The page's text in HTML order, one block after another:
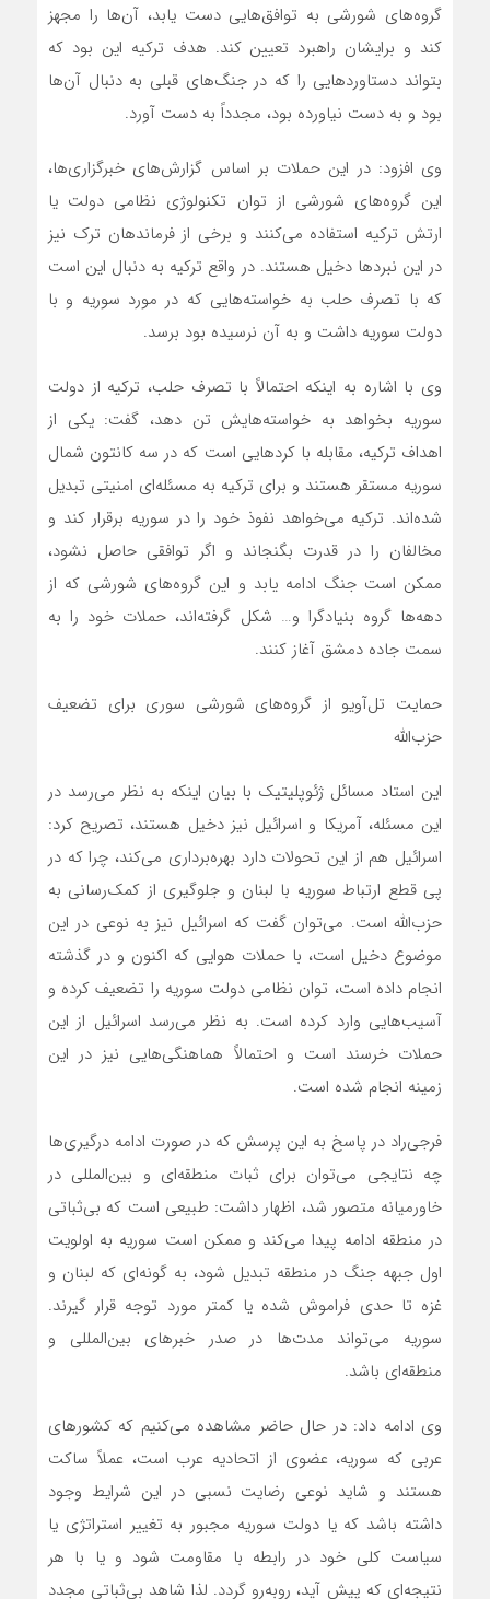
گروه‌های شورشی به توافق‌هایی دست یابد، آن‌ها را مجهز
کند و برایشان راهبرد تعیین کند. هدف ترکیه این بود که
بتواند دستاوردهایی را که در جنگ‌های قبلی به دنبال آن‌ها
بود و به دست نیاورده بود، مجدداً به دست آورد.
وی افزود: در این حملات بر اساس گزارش‌های خبرگزاری‌ها،
این گروه‌های شورشی از توان تکنولوژی نظامی دولت یا
ارتش ترکیه استفاده می‌کنند و برخی از فرماندهان ترک نیز
در این نبردها دخیل هستند. در واقع ترکیه به دنبال این است
که با تصرف حلب به خواسته‌هایی که در مورد سوریه و با
دولت سوریه داشت و به آن نرسیده بود برسد.
وی با اشاره به اینکه احتمالاً با تصرف حلب، ترکیه از دولت
سوریه بخواهد به خواسته‌هایش تن دهد، گفت: یکی از
اهداف ترکیه، مقابله با کردهایی است که در سه کانتون شمال
سوریه مستقر هستند و برای ترکیه به مسئله‌ای امنیتی تبدیل
شده‌اند. ترکیه می‌خواهد نفوذ خود را در سوریه برقرار کند و
مخالفان را در قدرت بگنجاند و اگر توافقی حاصل نشود،
ممکن است جنگ ادامه یابد و این گروه‌های شورشی که از
دهه‌ها گروه بنیادگرا و… شکل گرفته‌اند، حملات خود را به
سمت جاده دمشق آغاز کنند.
حمایت تل‌آویو از گروه‌های شورشی سوری برای تضعیف
حزب‌الله
این استاد مسائل ژئوپلیتیک با بیان اینکه به نظر می‌رسد در
این مسئله، آمریکا و اسرائیل نیز دخیل هستند، تصریح کرد:
اسرائیل هم از این تحولات دارد بهره‌برداری می‌کند، چرا که در
پی قطع ارتباط سوریه با لبنان و جلوگیری از کمک‌رسانی به
حزب‌الله است. می‌توان گفت که اسرائیل نیز به نوعی در این
موضوع دخیل است، با حملات هوایی که اکنون و در گذشته
انجام داده است، توان نظامی دولت سوریه را تضعیف کرده و
آسیب‌هایی وارد کرده است. به نظر می‌رسد اسرائیل از این
حملات خرسند است و احتمالاً هماهنگی‌هایی نیز در این
زمینه انجام شده است.
فرجی‌راد در پاسخ به این پرسش که در صورت ادامه درگیری‌ها
چه نتایجی می‌توان برای ثبات منطقه‌ای و بین‌المللی در
خاورمیانه متصور شد، اظهار داشت: طبیعی است که بی‌ثباتی
در منطقه ادامه پیدا می‌کند و ممکن است سوریه به اولویت
اول جبهه جنگ در منطقه تبدیل شود، به گونه‌ای که لبنان و
غزه تا حدی فراموش شده یا کمتر مورد توجه قرار گیرند.
سوریه می‌تواند مدت‌ها در صدر خبرهای بین‌المللی و
منطقه‌ای باشد.
وی ادامه داد: در حال حاضر مشاهده می‌کنیم که کشورهای
عربی که سوریه، عضوی از اتحادیه عرب است، عملاً ساکت
هستند و شاید نوعی رضایت نسبی در این شرایط وجود
داشته باشد که یا دولت سوریه مجبور به تغییر استراتژی یا
سیاست کلی خود در رابطه با مقاومت شود و یا با هر
نتیجه‌ای که پیش آید، روبه‌رو گردد. لذا شاهد بی‌ثباتی مجدد